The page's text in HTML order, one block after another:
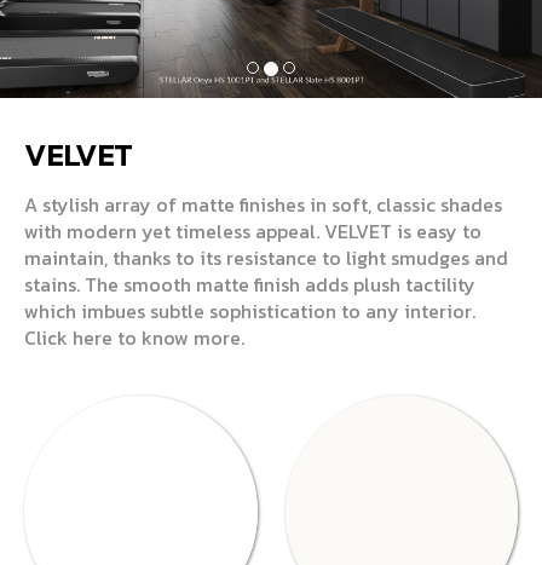
VELVET
A stylish array of matte finishes in soft, classic shades
with modern yet timeless appeal. VELVET is easy to
maintain, thanks to its resistance to light smudges and
stains. The smooth matte finish adds plush tactility
which imbues subtle sophistication to any interior.
Click here to know more.